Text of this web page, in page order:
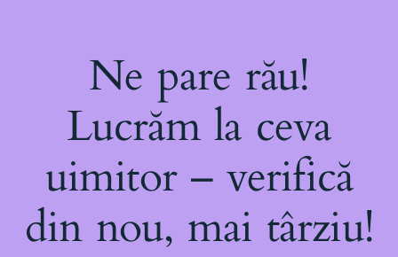
Ne pare rău!
Lucrăm la ceva
uimitor – verifică
din nou, mai târziu!